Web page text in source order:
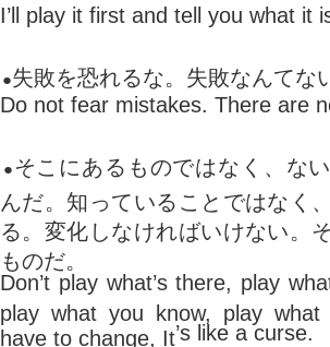
I’ ll play it first and tell you what it
●失敗を恐れるな。失敗なんてな
Do not fear mistakes. There are
●そこにあるものではなく、な
んだ。知っていることではなく
る。変化しなければいけない。
ものだ。
Don’t play what’s there, play
play what you know, play what
have to change, It’s like a curse.